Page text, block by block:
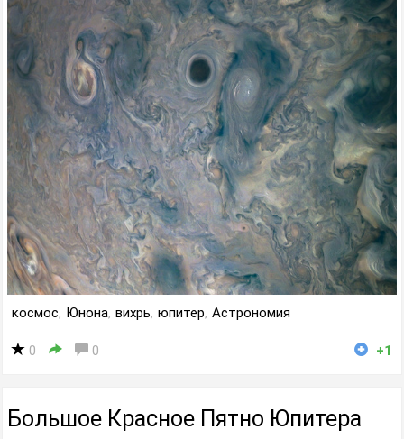
космос, Юнона, вихрь, юпитер, Астрономия
0 0 +1
Большое Красное Пятно Юпитера